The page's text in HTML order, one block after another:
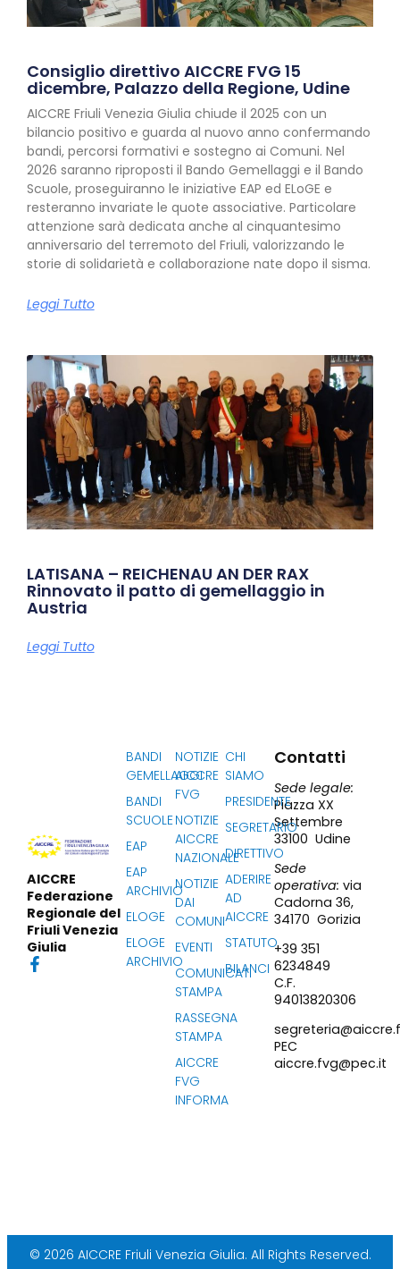
Consiglio direttivo AICCRE FVG 15
dicembre, Palazzo della Regione, Udine
AICCRE Friuli Venezia Giulia chiude il 2025 con un
bilancio positivo e guarda al nuovo anno confermando
bandi, percorsi formativi e sostegno ai Comuni. Nel
2026 saranno riproposti il Bando Gemellaggi e il Bando
Scuole, proseguiranno le iniziative EAP ed ELoGE e
resteranno invariate le quote associative. Particolare
attenzione sarà dedicata anche al cinquantesimo
anniversario del terremoto del Friuli, valorizzando le
storie di solidarietà e collaborazione nate dopo il sisma.
Leggi Tutto
LATISANA – REICHENAU AN DER RAX
Rinnovato il patto di gemellaggio in
Austria
Leggi Tutto
AICCRE
Federazione
Regionale del
Friuli Venezia
Giulia
CHI
SIAMO
PRESIDENTE
SEGRETARIO
DIRETTIVO
ADERIRE
AD
AICCRE
STATUTO
BILANCI
NOTIZIE
AICCRE
FVG
NOTIZIE
AICCRE
NAZIONALE
NOTIZIE
DAI
COMUNI
EVENTI
COMUNICATI
STAMPA
RASSEGNA
STAMPA
AICCRE
FVG
INFORMA
BANDI
GEMELLAGGI
BANDI
SCUOLE
EAP
EAP
ARCHIVIO
ELOGE
ELOGE
ARCHIVIO
Contatti
Sede legale:
Piazza XX
Settembre
33100 Udine
Sede
operativa: via
Cadorna 36,
34170 Gorizia
+39 351
6234849
C.F.
94013820306
PEC
aiccre.fvg@pec.it
© 2026 AICCRE Friuli Venezia Giulia. All Rights Reserved.